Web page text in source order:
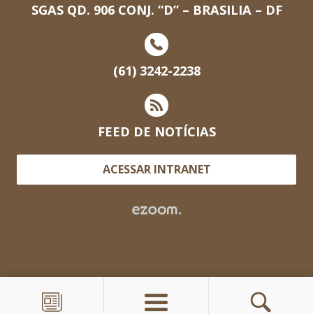
SGAS QD. 906 CONJ. “D” – BRASILIA – DF
(61) 3242-2238
FEED DE NOTÍCIAS
ACESSAR INTRANET